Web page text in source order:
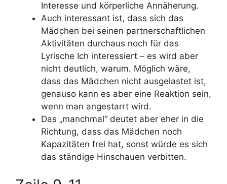
Interesse und körperliche Annäherung.
Auch interessant ist, dass sich das
Mädchen bei seinen partnerschaftlichen
Aktivitäten durchaus noch für das
Lyrische Ich interessiert – es wird aber
nicht deutlich, warum. Möglich wäre,
dass das Mädchen nicht ausgelastet ist,
genauso kann es aber eine Reaktion sein,
wenn man angestarrt wird.
Das „manchmal“ deutet aber eher in die
Richtung, dass das Mädchen noch
Kapazitäten frei hat, sonst würde es sich
das ständige Hinschauen verbitten.